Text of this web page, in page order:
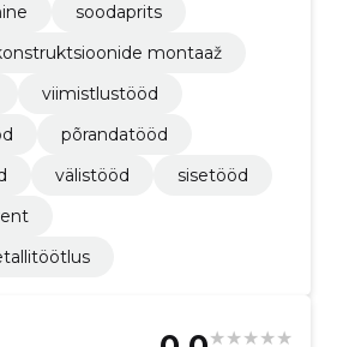
soodaprits
montaaž
viimistlustööd
põrandatööd
välistööd
sisetööd